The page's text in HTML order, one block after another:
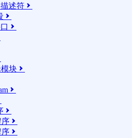
述符 


模块 


序 
序 